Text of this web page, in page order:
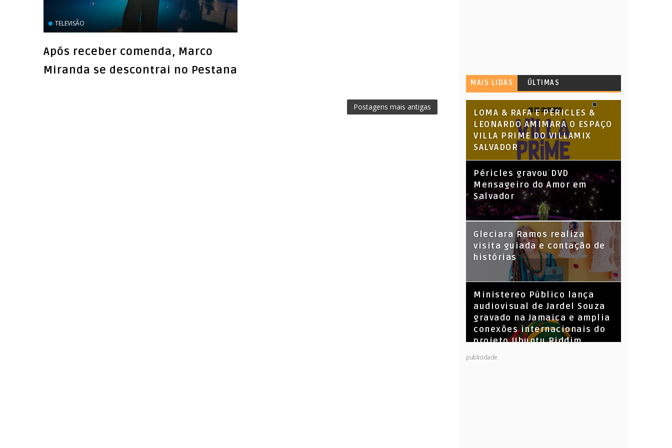
TELEVISÃO
Após receber comenda, Marco
Miranda se descontrai no Pestana
Postagens mais antigas
MAIS LIDAS ÚLTIMAS
LOMA & RAFA E PÉRICLES &
LEONARDO AMIMARA O ESPAÇO
VILLA PRIME DO VILLAMIX
SALVADOR
Péricles gravou DVD
Mensageiro do Amor em
Salvador
KL Jay (Racionais MC’s), DJ
Raíz e DJ Leandro Vitrola na
BIGSHAKE 14
Gleciara Ramos realiza
visita guiada e contação de
histórias
​Ministereo Público lança
audiovisual de Jardel Souza
gravado na Jamaica e amplia
conexões internacionais do
projeto Ubuntu Riddim
publicidade